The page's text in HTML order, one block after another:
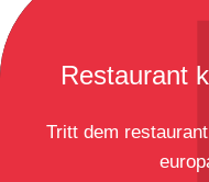
Restaurant
Tritt dem